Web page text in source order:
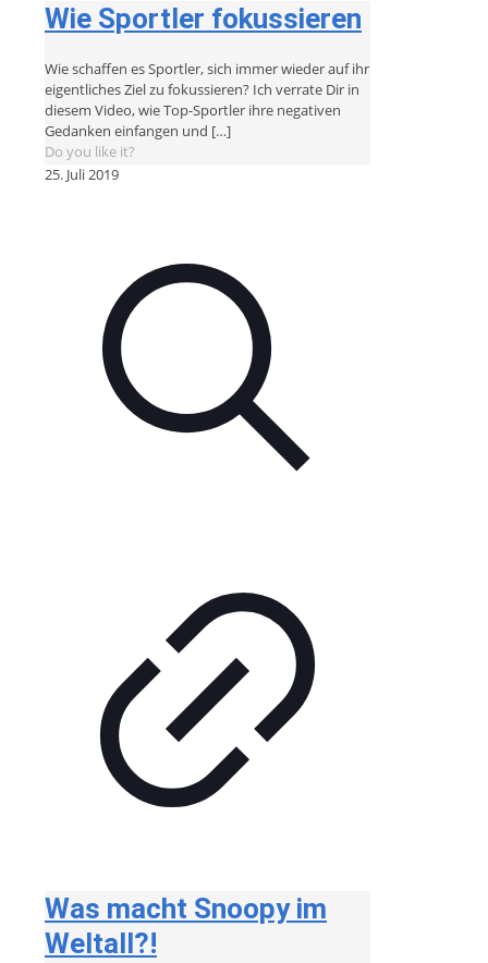
Wie Sportler fokussieren
Wie schaffen es Sportler, sich immer wieder auf ihr
eigentliches Ziel zu fokussieren? Ich verrate Dir in
diesem Video, wie Top-Sportler ihre negativen
Gedanken einfangen und […]
Do you like it?
25. Juli 2019
Was macht Snoopy im
Weltall?!